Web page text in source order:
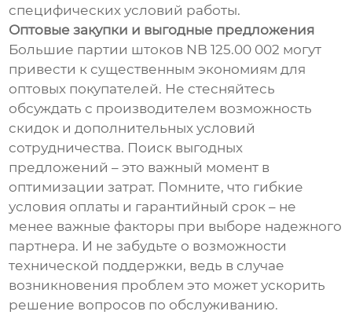
специфических условий работы.
Оптовые закупки и выгодные предложения
Большие партии штоков NB 125.00 002 могут
привести к существенным экономиям для
оптовых покупателей. Не стесняйтесь
обсуждать с производителем возможность
скидок и дополнительных условий
сотрудничества. Поиск выгодных
предложений – это важный момент в
оптимизации затрат. Помните, что гибкие
условия оплаты и гарантийный срок – не
менее важные факторы при выборе надежного
партнера. И не забудьте о возможности
технической поддержки, ведь в случае
возникновения проблем это может ускорить
решение вопросов по обслуживанию.